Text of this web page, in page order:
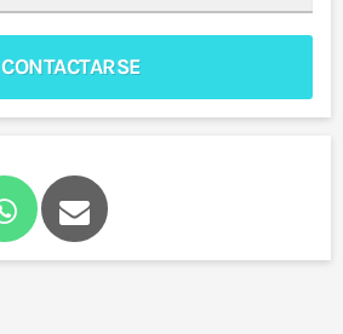
CONTACTARSE